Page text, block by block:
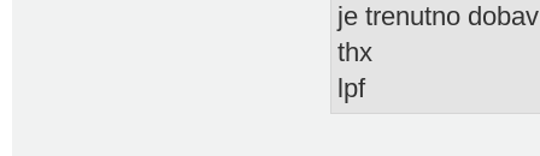
je trenutno
thx
lpf